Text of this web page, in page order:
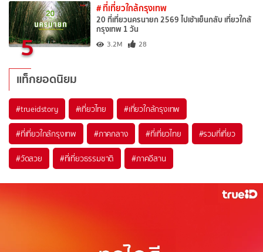
5
# ที่เที่ยวใกล้กรุงเทพ
20 ที่เที่ยวนครนายก 2569 ไปเช้าเย็นกลับ เที่ยวใกล้
กรุงเทพ 1 วัน
3.2M 28
แท็กยอดนิยม
#trueidstory #เที่ยวไทย #เที่ยวใกล้กรุงเทพ
#ที่เที่ยวใกล้กรุงเทพ #ภาคกลาง #ที่เที่ยวไทย #รวมที่เที่ยว
#วัดสวย #ที่เที่ยวธรรมชาติ #ภาคอีสาน